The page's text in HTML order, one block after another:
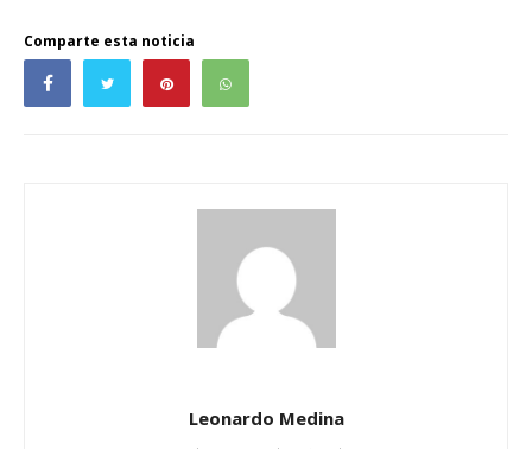
Comparte esta noticia
Leonardo Medina